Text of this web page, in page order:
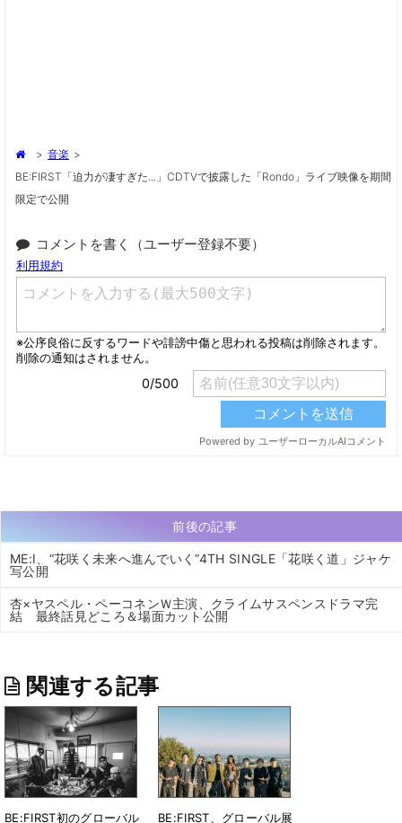
> 音楽 >
BE:FIRST「迫力が凄すぎた...」CDTVで披露した「Rondo」ライブ映像を期間
限定で公開
コメントを書く（ユーザー登録不要）
前後の記事
ME:I、“花咲く未来へ進んでいく”4TH SINGLE「花咲く道」ジャケ
写公開
杏×ヤスペル・ペーコネンＷ主演、クライムサスペンスドラマ完
結 最終話見どころ＆場面カット公開
関連する記事
BE:FIRST初のグローバル BE:FIRST、グローバル展